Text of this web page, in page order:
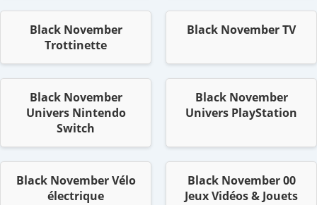
Black November
Trottinette
Black November TV
Black November
Univers Nintendo
Switch
Black November
Univers PlayStation
Black November Vélo
électrique
Black November 00
Jeux Vidéos & Jouets